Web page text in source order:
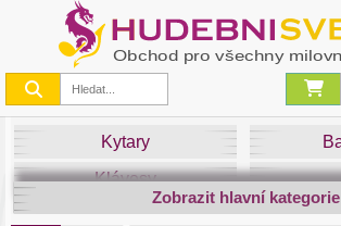
Kytary
Klávesy
Smyčce
Zobrazit hlavní kategorie